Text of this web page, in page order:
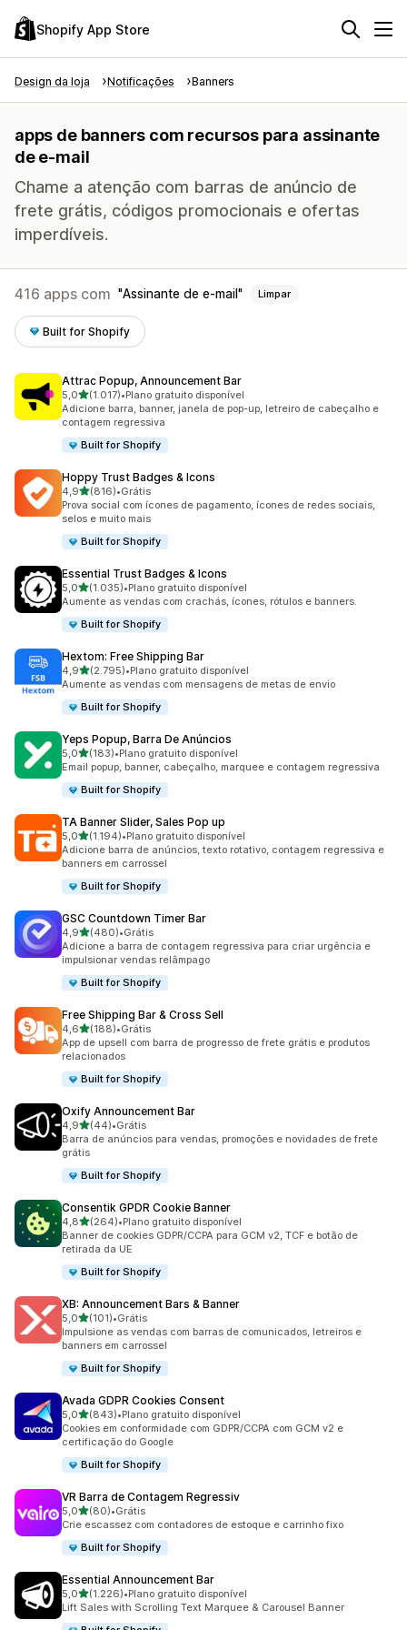
Shopify App Store
Design da loja Notificações Banners
apps de banners com recursos para assinante
de e-mail
Chame a atenção com barras de anúncio de
frete grátis, códigos promocionais e ofertas
imperdíveis.
416 apps com Assinante de e-mail Limpar
Built for Shopify
Attrac Popup, Announcement Bar
5,0de 5 estrelas
(1.017)
1017 avaliações ao todo
•Plano gratuito disponível
Adicione barra, banner, janela de pop-up, letreiro de cabeçalho e
contagem regressiva
Built for Shopify
Hoppy Trust Badges & Icons
4,9de 5 estrelas
(816)
816 avaliações ao todo
•Grátis
Prova social com ícones de pagamento, ícones de redes sociais,
selos e muito mais
Built for Shopify
Essential Trust Badges & Icons
5,0de 5 estrelas
(1.035)
1035 avaliações ao todo
•Plano gratuito disponível
Aumente as vendas com crachás, ícones, rótulos e banners.
Built for Shopify
Hextom: Free Shipping Bar
4,9de 5 estrelas
(2.795)
2795 avaliações ao todo
•Plano gratuito disponível
Aumente as vendas com mensagens de metas de envio
Built for Shopify
Yeps Popup, Barra De Anúncios
5,0de 5 estrelas
(183)
183 avaliações ao todo
•Plano gratuito disponível
Email popup, banner, cabeçalho, marquee e contagem regressiva
Built for Shopify
TA Banner Slider, Sales Pop up
5,0de 5 estrelas
(1.194)
1194 avaliações ao todo
•Plano gratuito disponível
Adicione barra de anúncios, texto rotativo, contagem regressiva e
banners em carrossel
Built for Shopify
GSC Countdown Timer Bar
4,9de 5 estrelas
(480)
480 avaliações ao todo
•Grátis
Adicione a barra de contagem regressiva para criar urgência e
impulsionar vendas relâmpago
Built for Shopify
Free Shipping Bar & Cross Sell
4,6de 5 estrelas
(188)
188 avaliações ao todo
•Grátis
App de upsell com barra de progresso de frete grátis e produtos
relacionados
Built for Shopify
Oxify Announcement Bar
4,9de 5 estrelas
(44)
44 avaliações ao todo
•Grátis
Barra de anúncios para vendas, promoções e novidades de frete
grátis
Built for Shopify
Consentik GPDR Cookie Banner
4,8de 5 estrelas
(264)
264 avaliações ao todo
•Plano gratuito disponível
Banner de cookies GDPR/CCPA para GCM v2, TCF e botão de
retirada da UE
Built for Shopify
XB: Announcement Bars & Banner
5,0de 5 estrelas
(101)
101 avaliações ao todo
•Grátis
Impulsione as vendas com barras de comunicados, letreiros e
banners em carrossel
Built for Shopify
Avada GDPR Cookies Consent
5,0de 5 estrelas
(843)
843 avaliações ao todo
•Plano gratuito disponível
Cookies em conformidade com GDPR/CCPA com GCM v2 e
certificação do Google
Built for Shopify
VR Barra de Contagem Regressiv
5,0de 5 estrelas
(80)
80 avaliações ao todo
•Grátis
Crie escassez com contadores de estoque e carrinho fixo
Built for Shopify
Essential Announcement Bar
5,0de 5 estrelas
(1.226)
1226 avaliações ao todo
•Plano gratuito disponível
Lift Sales with Scrolling Text Marquee & Carousel Banner